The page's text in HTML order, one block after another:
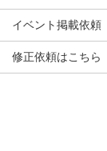
イベント掲載依頼
修正依頼はこちら